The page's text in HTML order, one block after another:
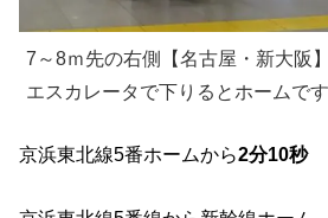
7～8ｍ先の右側【名古屋・新大阪
エスカレータで下りるとホームです
京浜東北線5番ホームから2分10秒